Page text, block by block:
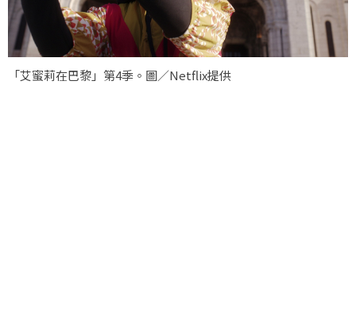
「艾蜜莉在巴黎」第4季。圖／Netflix提供